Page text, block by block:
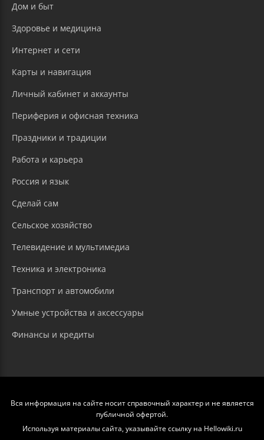
Дом и быт
Здоровье и медицина
Интернет и сети
Карты и навигация
Личный кабинет и аккаунты
Периферия и офисная техника
Праздники и традиции
Работа и карьера
Россия и язык
Сделай сам
Сельское хозяйство
Телевидение и мультимедиа
Техника и электроника
Транспорт и автомобили
Умные устройства и аксессуары
Финансы и кредиты
Вся информация на сайте носит справочный характер и не является
публичной офертой.
Используя материалы сайта, указывайте ссылку на Hellowiki.ru